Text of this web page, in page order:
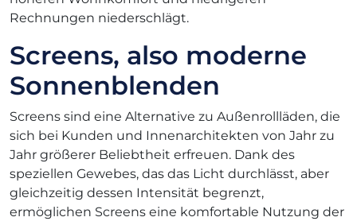
Rechnungen niederschlägt.
Screens, also moderne
Sonnenblenden
Screens sind eine Alternative zu Außenrollläden, die
sich bei Kunden und Innenarchitekten von Jahr zu
Jahr größerer Beliebtheit erfreuen. Dank des
speziellen Gewebes, das das Licht durchlässt, aber
gleichzeitig dessen Intensität begrenzt,
ermöglichen Screens eine komfortable Nutzung der